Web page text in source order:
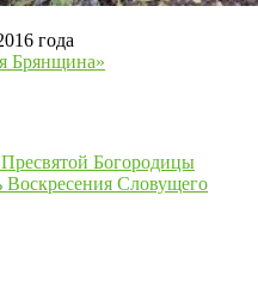
года
Брянщина»
Богородицы
Воскресения Словущего